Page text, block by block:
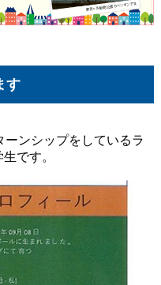
す
ンシップをしているラ
です。